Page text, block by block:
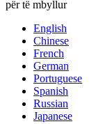
për të mbyllur
English
Chinese
French
German
Portuguese
Spanish
Russian
Japanese